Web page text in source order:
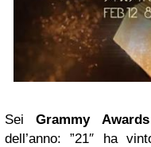
SeiGrammy Awards
dell’anno: ”21″ ha